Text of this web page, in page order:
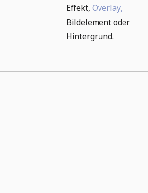
Effekt, Overlay,
Bildelement oder
Hintergrund.